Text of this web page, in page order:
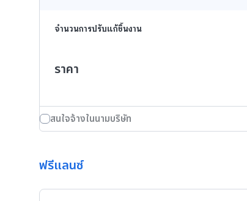
จำนวนการปรับแก้ชิ้นงาน
ราคา
สนใจจ้างในนามบริษัท
ฟรีแลนซ์